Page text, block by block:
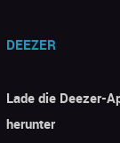
DEEZER
Lade die Deezer-
herunter